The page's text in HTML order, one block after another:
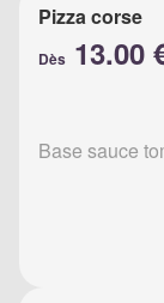
Pizza corse
Dès 13.00
Base sauce